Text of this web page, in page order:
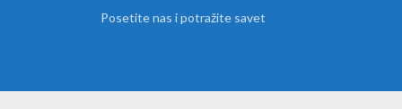
Posetite nas i potražite savet